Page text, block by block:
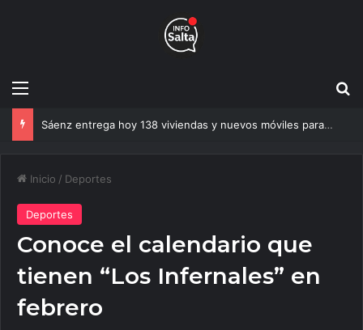
Menú
Sáenz entrega hoy 138 viviendas y nuevos móviles para reforzar la seguridad en Salta
Inicio / Deportes
Deportes
Conoce el calendario que
tienen “Los Infernales” en
febrero